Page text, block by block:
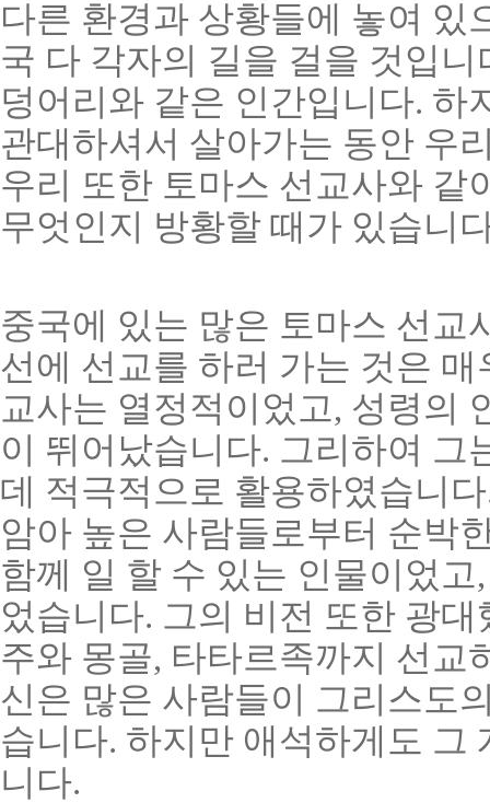
다른 환경과 상황들에 놓여 있
국 다 각자의 길을 걸을 것입
덩어리와 같은 인간입니다. 하
관대하셔서 살아가는 동안 우
우리 또한 토마스 선교사와 같
무엇인지 방황할 때가 있습니
중국에 있는 많은 토마스 선교
선에 선교를 하러 가는 것은
교사는 열정적이었고, 성령의
이 뛰어났습니다. 그리하여 그
데 적극적으로 활용하였습니
암아 높은 사람들로부터 순박
함께 일 할 수 있는 인물이었
었습니다. 그의 비전 또한 광
주와 몽골, 타타르족까지 선교
신은 많은 사람들이 그리스도
습니다. 하지만 애석하게도 그
니다.